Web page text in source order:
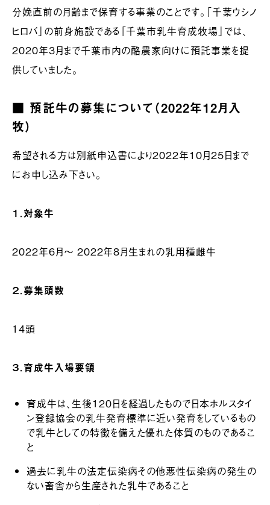
分娩直前の月齢まで保育する事業のことです。「千葉ウシノ
ヒロバ」の前身施設である「千葉市乳牛育成牧場」では、
2020年3月まで千葉市内の酪農家向けに預託事業を提
供していました。
■ 預託牛の募集について（2022年12月入
牧）
希望される方は別紙申込書により2022年10月25日まで
にお申し込み下さい。
１．対象牛
2022年6月～ 2022年8月生まれの乳用種雌牛
２．募集頭数
14頭
３．育成牛入場要領
育成牛は、生後１２０日を経過したもので日本ホルスタイ
ン登録協会の乳牛発育標準に近い発育をしているもの
で乳牛としての特徴を備えた優れた体質のものであるこ
と
過去に乳牛の法定伝染病その他悪性伝染病の発生の
ない畜舎から生産された乳牛であること